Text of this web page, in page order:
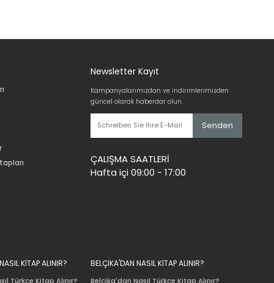
Newsletter Kayıt
Kampanyalarımızdan ve indirimlerimizden
güncel olarak haberdar olun.
Senden
ÇALIŞMA SAATLERİ
Hafta içi 09:00 - 17:00
KİTAP ALINIR?
Türkçe Kitap Alınır?
BELÇİKA'DAN NASIL KİTAP ALINIR?
Belçika'dan Nasıl Türkçe Kitap Alınır?